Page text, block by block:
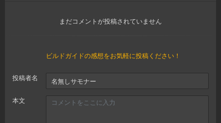
まだコメントが投稿されていません
ビルドガイドの感想をお気軽に投稿ください！
投稿者名
本文